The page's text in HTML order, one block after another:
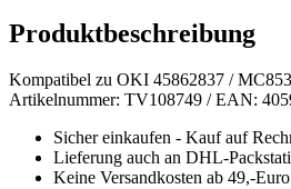
Produktbeschreibung
Kompatibel zu OKI 45862837 /
Artikelnummer: TV108749 / EAN:
Sicher einkaufen - Kauf auf
Lieferung auch an DHL-
Keine Versandkosten ab 49,-